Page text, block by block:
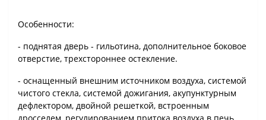
Особенности:
- поднятая дверь - гильотина, дополнительное боковое
отверстие, трехстороннее остекление.
- оснащенный внешним источником воздуха, системой
чистого стекла, системой дожигания, акупунктурным
дефлектором, двойной решеткой, встроенным